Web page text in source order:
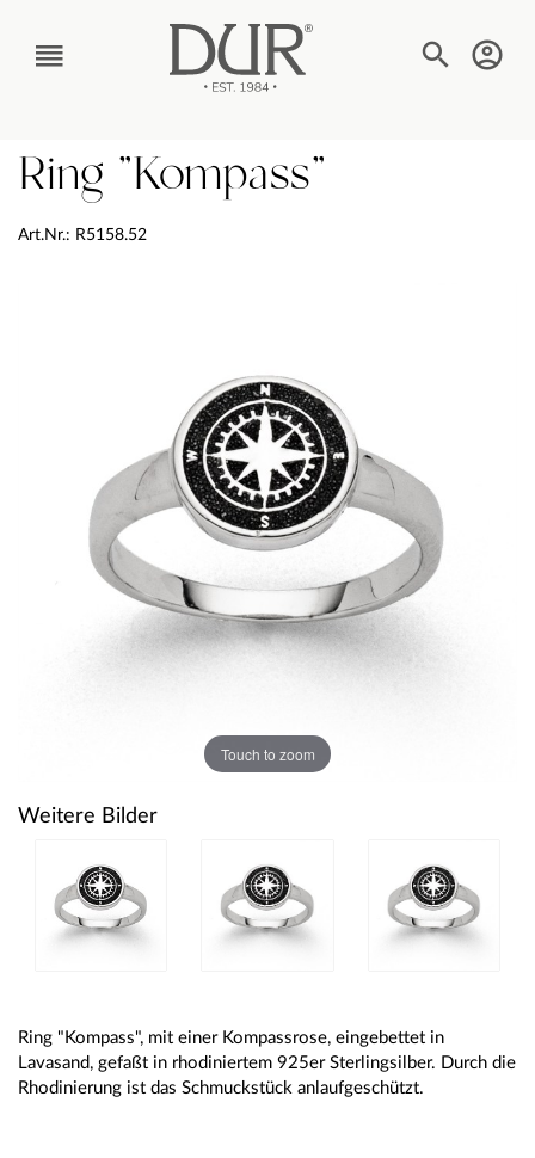
TEXT_BTN_MENU
Ring "Kompass"
Art.Nr.: R5158.52
Touch to zoom
Weitere Bilder
Ring "Kompass", mit einer Kompassrose, eingebettet in
Lavasand, gefaßt in rhodiniertem 925er Sterlingsilber. Durch die
Rhodinierung ist das Schmuckstück anlaufgeschützt.